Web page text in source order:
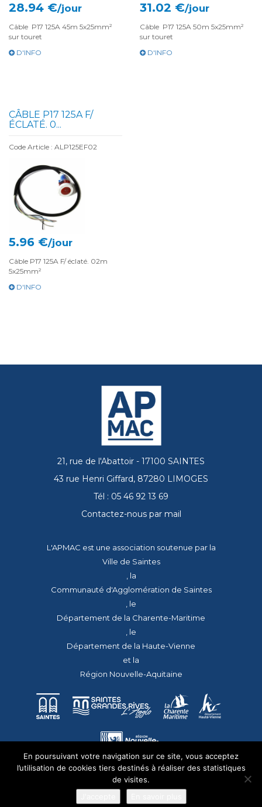
28.94 €/jour
Câble P17 125A 45m 5x25mm²
sur touret
D'INFO
31.02 €/jour
Câble P17 125A 50m 5x25mm²
sur touret
D'INFO
CÂBLE P17 125A F/
ÉCLATÉ. 0...
Code Article : ALP125EF02
5.96 €/jour
Câble P17 125A F/ éclaté. 02m
5x25mm²
D'INFO
21, rue de l'Abattoir - 17100 SAINTES
43 rue Henri Giffard, 87280 LIMOGES
Tél : 05 46 92 13 69
Contactez-nous par mail
L'APMAC est une association soutenue par la
Ville de Saintes
, la
Communauté d'Agglomération de Saintes
, le
Département de la Charente-Maritime
, le
Département de la Haute-Vienne
et la
Région Nouvelle-Aquitaine
© 2026 - Tous droits réservés - apmac.fr - réalisation :
En poursuivant votre navigation sur ce site, vous acceptez
l’utilisation de cookies tiers destinés à réaliser des statistiques
de visites.